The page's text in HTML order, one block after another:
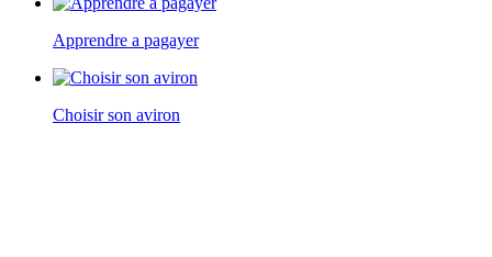
Apprendre a pagayer
Choisir son aviron